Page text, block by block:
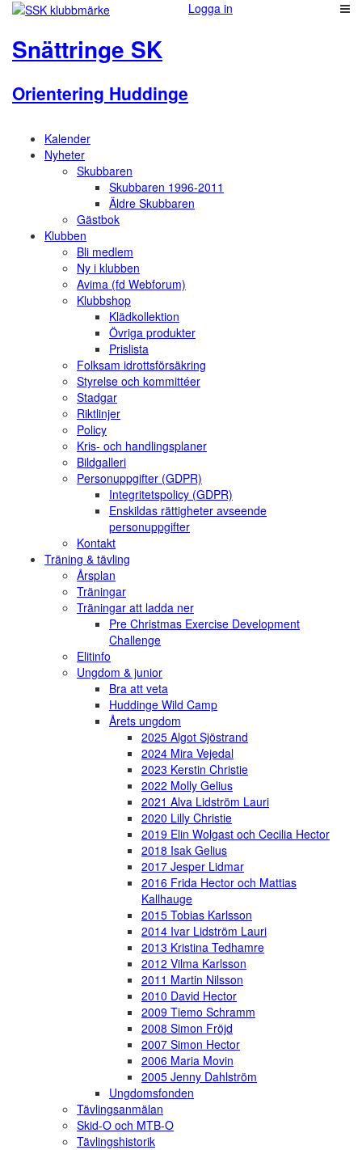
Logga in
Snättringe SK
Orientering Huddinge
Kalender
Nyheter
Skubbaren
Skubbaren 1996-2011
Äldre Skubbaren
Gästbok
Klubben
Bli medlem
Ny i klubben
Avima (fd Webforum)
Klubbshop
Klädkollektion
Övriga produkter
Prislista
Folksam idrottsförsäkring
Styrelse och kommittéer
Stadgar
Riktlinjer
Policy
Kris- och handlingsplaner
Bildgalleri
Personuppgifter (GDPR)
Integritetspolicy (GDPR)
Enskildas rättigheter avseende
personuppgifter
Kontakt
Träning & tävling
Årsplan
Träningar
Träningar att ladda ner
Pre Christmas Exercise Development
Challenge
Elitinfo
Ungdom & junior
Bra att veta
Huddinge Wild Camp
Årets ungdom
2025 Algot Sjöstrand
2024 Mira Vejedal
2023 Kerstin Christie
2022 Molly Gelius
2021 Alva Lidström Lauri
2020 Lilly Christie
2019 Elin Wolgast och Cecilia Hector
2018 Isak Gelius
2017 Jesper Lidmar
2016 Frida Hector och Mattias
Kallhauge
2015 Tobias Karlsson
2014 Ivar Lidström Lauri
2013 Kristina Tedhamre
2012 Vilma Karlsson
2011 Martin Nilsson
2010 David Hector
2009 Tiemo Schramm
2008 Simon Fröjd
2007 Simon Hector
2006 Maria Movin
2005 Jenny Dahlström
Ungdomsfonden
Tävlingsanmälan
Skid-O och MTB-O
Tävlingshistorik